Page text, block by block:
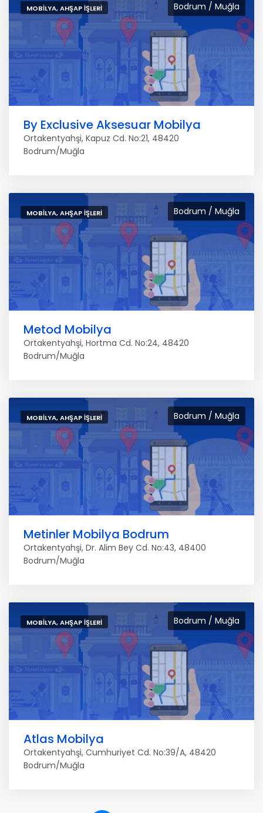
Bodrum / Muğla
MOBILYA, AHŞAP İŞLERI
By Exclusive Aksesuar Mobilya
Ortakentyahşi, Kapuz Cd. No:21, 48420
Bodrum/Muğla
Bodrum / Muğla
MOBILYA, AHŞAP İŞLERI
Metod Mobilya
Ortakentyahşi, Hortma Cd. No:24, 48420
Bodrum/Muğla
Bodrum / Muğla
MOBILYA, AHŞAP İŞLERI
Metinler Mobilya Bodrum
Ortakentyahşi, Dr. Alim Bey Cd. No:43, 48400
Bodrum/Muğla
Bodrum / Muğla
MOBILYA, AHŞAP İŞLERI
Atlas Mobilya
Ortakentyahşi, Cumhuriyet Cd. No:39/A, 48420
Bodrum/Muğla